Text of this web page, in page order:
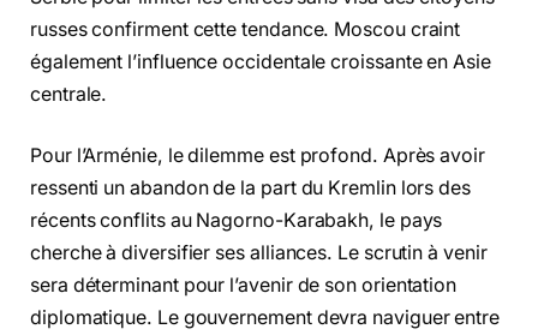
russes confirment cette tendance. Moscou craint
également l’influence occidentale croissante en Asie
centrale.
Pour l’Arménie, le dilemme est profond. Après avoir
ressenti un abandon de la part du Kremlin lors des
récents conflits au Nagorno-Karabakh, le pays
cherche à diversifier ses alliances. Le scrutin à venir
sera déterminant pour l’avenir de son orientation
diplomatique. Le gouvernement devra naviguer entre